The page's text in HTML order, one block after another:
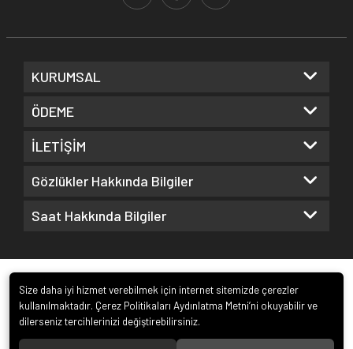
KURUMSAL
ÖDEME
İLETİŞİM
Gözlükler Hakkında Bilgiler
Saat Hakkında Bilgiler
Size daha iyi hizmet verebilmek için internet sitemizde çerezler
kullanılmaktadır. Çerez Politikaları Aydınlatma Metni’ni okuyabilir ve
dilerseniz tercihlerinizi değiştirebilirsiniz.